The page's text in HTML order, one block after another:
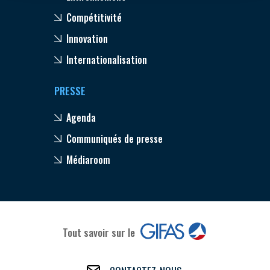
Compétitivité
Innovation
Internationalisation
PRESSE
Agenda
Communiqués de presse
Médiaroom
Tout savoir sur le